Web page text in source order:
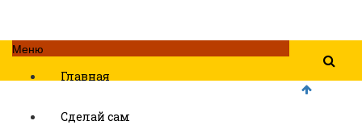
Меню
Главная
Сделай сам